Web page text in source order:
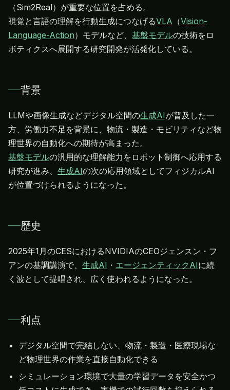
（Sim2Real）が重要な位置を占める。
視覚と言語の理解を行動生成につなげるVLA （Vision-
Language-Action）モデルなど、 基盤モデルの技術をロ
ボティクスへ展開する研究開発が活発化している。
背景
LLMや画像生成などデジタル空間の生成AIが普及した一
方、労働力不足を背景に、物流・製造・モビリティなど物
基盤モデルの汎用的な理解能力をロボット制御へ応用する
研究が進み、 生成AIの次の応用領域としてフィジカルAI
が位置づけられるようになった。
歴史
2025年1月のCESにおけるNVIDIAのCEOジェンスン・フ
アンの基調講演で、 生成AI ・ エージェンティックAIに続
く波として提唱され、広く使われるようになった。
利点
デジタル空間で完結しない、物流・製造・医療現場な
ど物理世界の作業を直接自動化できる
シミュレーション環境で大量の学習データを安全かつ